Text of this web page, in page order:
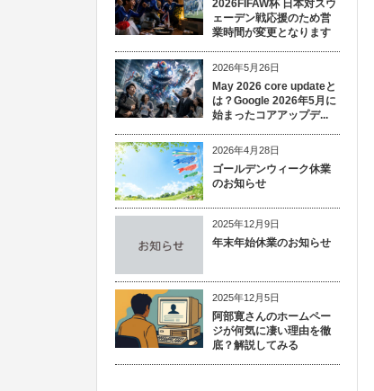
2026FIFAW杯 日本対スウ
ェーデン戦応援のため営
業時間が変更となります
2026年5月26日
May 2026 core updateと
は？Google 2026年5月に
始まったコアアップデ...
2026年4月28日
ゴールデンウィーク休業
のお知らせ
2025年12月9日
年末年始休業のお知らせ
2025年12月5日
阿部寛さんのホームペー
ジが何気に凄い理由を徹
底？解説してみる